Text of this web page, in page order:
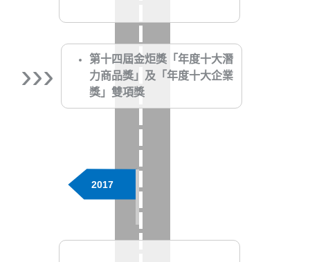
›››
第十四屆金炬獎「年度十大潛
力商品獎」及「年度十大企業
獎」雙項獎
2017